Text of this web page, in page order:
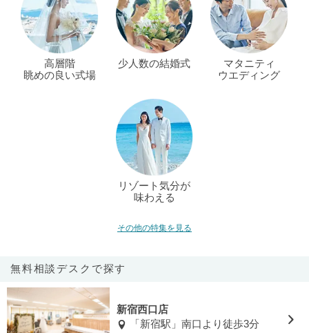
高層階
眺めの良い式場
少人数の結婚式
マタニティ
ウエディング
リゾート気分が
味わえる
その他の特集を見る
無料相談デスクで探す
新宿西口店
「新宿駅」南口より徒歩3分